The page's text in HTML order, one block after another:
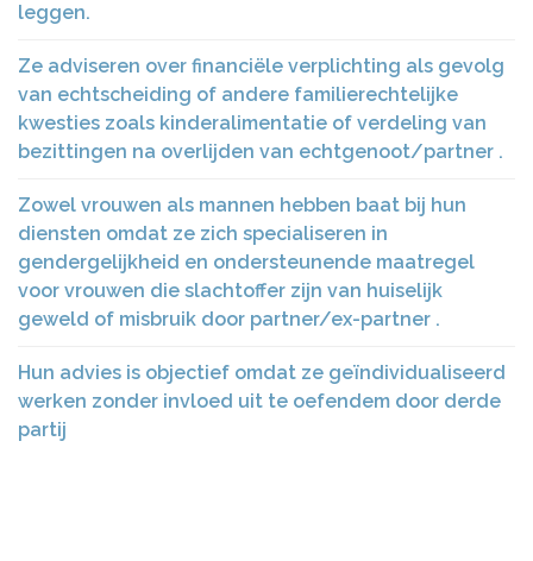
leggen.
Ze adviseren over financiële verplichting als gevolg
van echtscheiding of andere familierechtelijke
kwesties zoals kinderalimentatie of verdeling van
bezittingen na overlijden van echtgenoot/partner .
Zowel vrouwen als mannen hebben baat bij hun
diensten omdat ze zich specialiseren in
gendergelijkheid en ondersteunende maatregel
voor vrouwen die slachtoffer zijn van huiselijk
geweld of misbruik door partner/ex-partner .
Hun advies is objectief omdat ze geïndividualiseerd
werken zonder invloed uit te oefendem door derde
partij